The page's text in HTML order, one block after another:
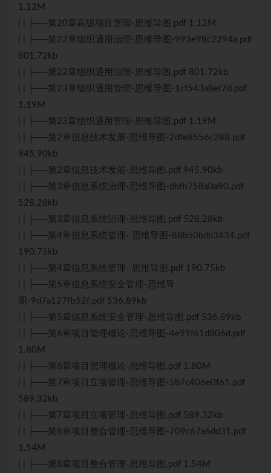
1.12M
| | ├──第20章高级项目管理-思维导图.pdf 1.12M
| | ├──第22章组织通用治理-思维导图-993e98c2294a.pdf
801.72kb
| | ├──第22章组织通用治理-思维导图.pdf 801.72kb
| | ├──第23章组织通用管理-思维导图-1cf543a8ef7d.pdf
1.19M
| | ├──第23章组织通用管理-思维导图.pdf 1.19M
| | ├──第2章信息技术发展-思维导图-2dfe8556c288.pdf
945.90kb
| | ├──第2章信息技术发展-思维导图.pdf 945.90kb
| | ├──第3章信息系统治理-思维导图-dbfb758a0a90.pdf
528.28kb
| | ├──第3章信息系统治理-思维导图.pdf 528.28kb
| | ├──第4章信息系统管理- 思维导图-88b50bdb3434.pdf
190.75kb
| | ├──第4章信息系统管理- 思维导图.pdf 190.75kb
| | ├──第5章信息系统安全管理-思维导
图-9d7a127fb52f.pdf 536.89kb
| | ├──第5章信息系统安全管理-思维导图.pdf 536.89kb
| | ├──第6章项目管理概论-思维导图-4e99f61d806d.pdf
1.80M
| | ├──第6章项目管理概论-思维导图.pdf 1.80M
| | ├──第7章项目立项管理-思维导图-5b7c406e0f61.pdf
589.32kb
| | ├──第7章项目立项管理-思维导图.pdf 589.32kb
| | ├──第8章项目整合管理-思维导图-709c67a6dd31.pdf
1.54M
| | ├──第8章项目整合管理-思维导图.pdf 1.54M